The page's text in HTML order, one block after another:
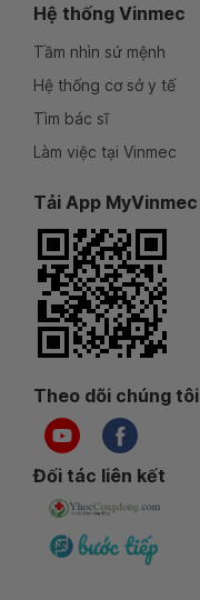
Hệ thống Vinmec
Tầm nhìn sứ mệnh
Hệ thống cơ sở y tế
Tìm bác sĩ
Làm việc tại Vinmec
Tải App MyVinmec
Theo dõi chúng tôi
Đối tác liên kết